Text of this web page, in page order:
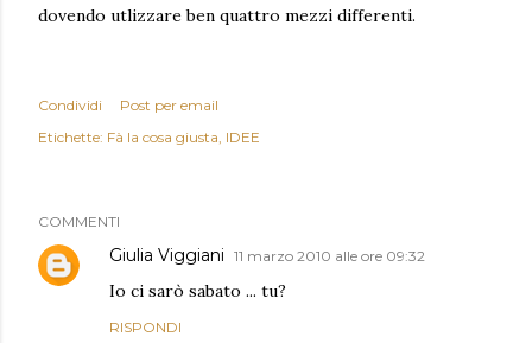
dovendo utlizzare ben quattro mezzi differenti.
Condividi
Post per email
Etichette: Fà la cosa giusta IDEE
COMMENTI
Giulia Viggiani 11 marzo 2010 alle ore 09:32
Io ci sarò sabato ... tu?
RISPONDI